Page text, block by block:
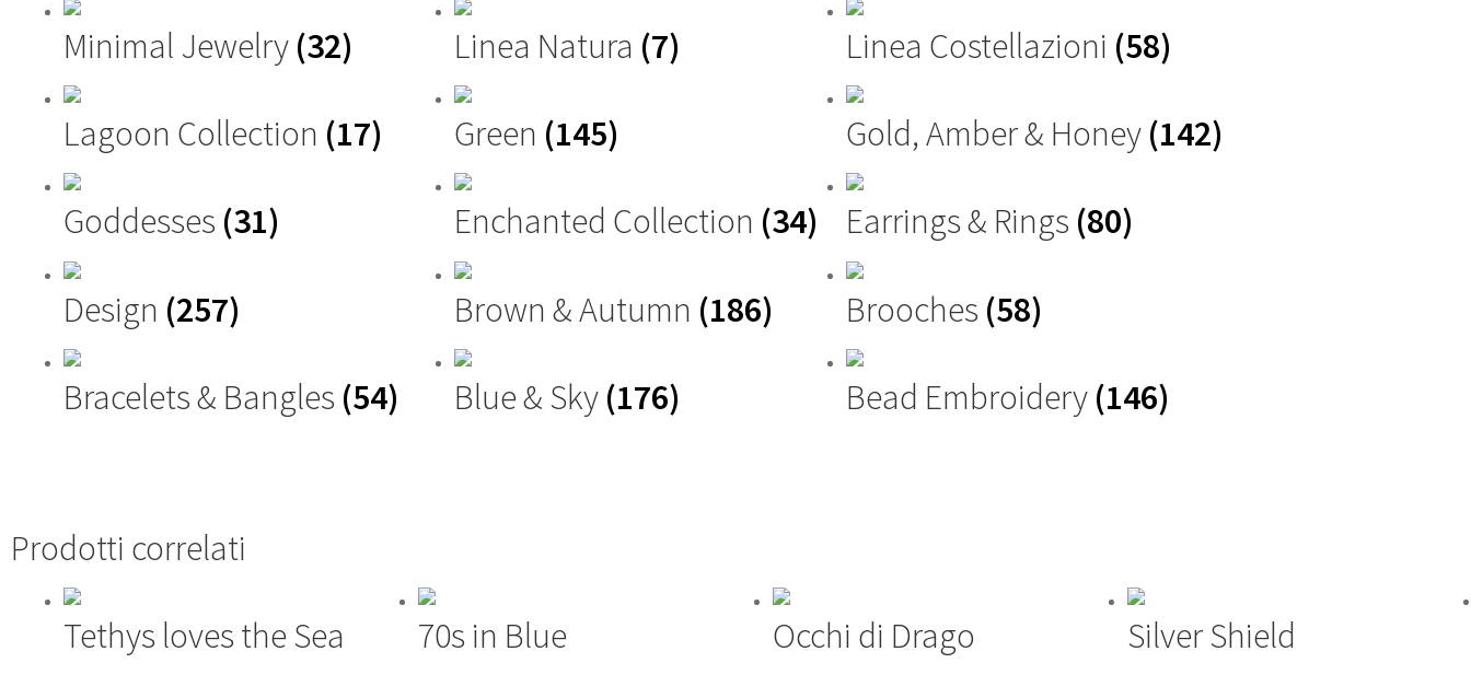
Minimal Jewelry (32) Linea Natura (7) Linea Costellazioni (58)
Lagoon Collection (17) Green (145) Gold, Amber & Honey (142)
Goddesses (31) Enchanted Collection (34) Earrings & Rings (80)
Design (257) Brown & Autumn (186) Brooches (58)
Bracelets & Bangles (54) Blue & Sky (176) Bead Embroidery (146)
Prodotti correlati
Tethys loves the Sea 70s in Blue Occhi di Drago Silver Shield